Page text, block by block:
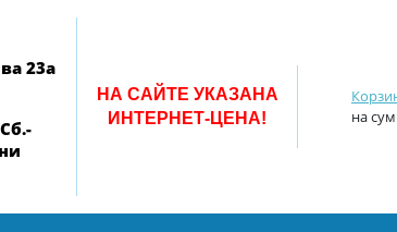
на
23а
НА САЙТЕ УКАЗАНА
ИНТЕРНЕТ-ЦЕНА!